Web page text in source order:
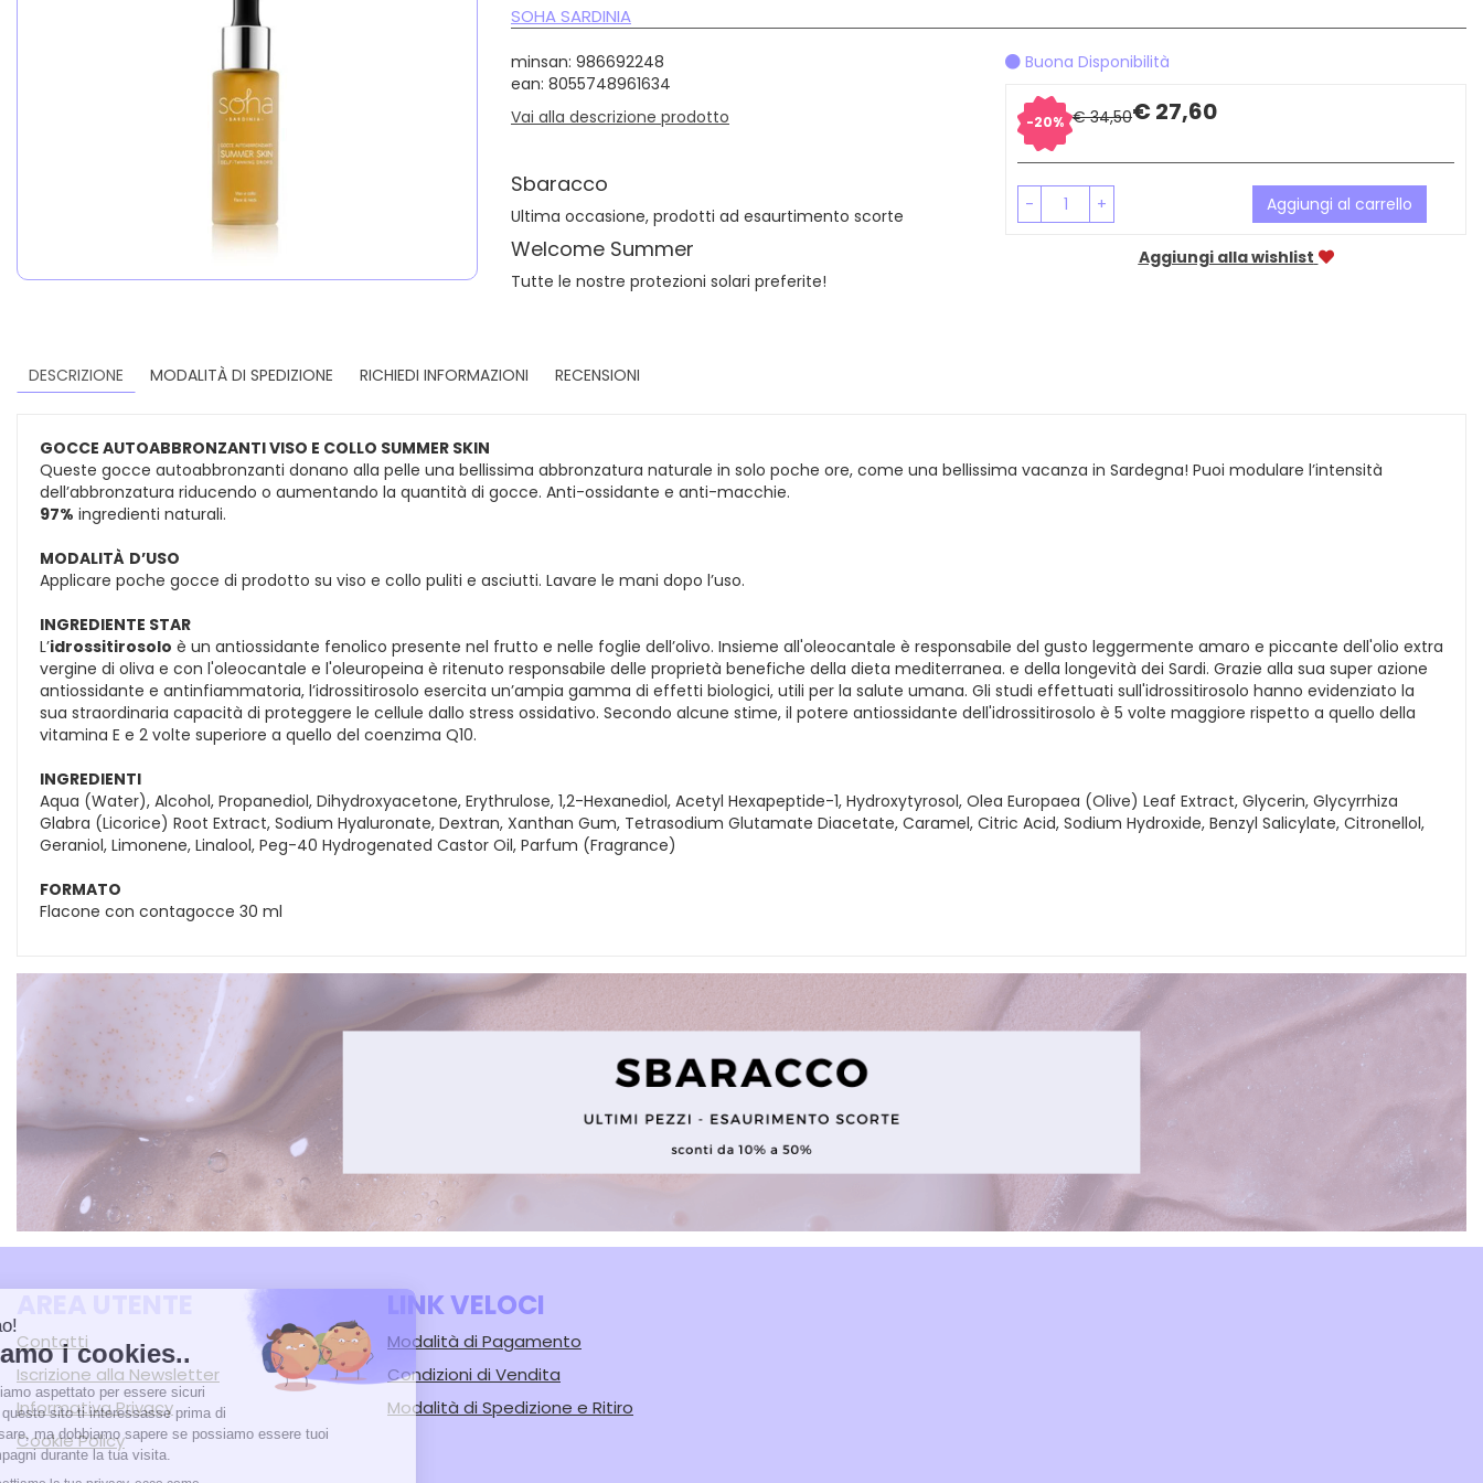
SOHA SARDINIA
minsan: 986692248
ean: 8055748961634
Vai alla descrizione prodotto
Sbaracco
Ultima occasione, prodotti ad esaurtimento scorte
Welcome Summer
Tutte le nostre protezioni solari preferite!
Buona Disponibilità
Sconto
del20% € 34,50Prezzo
scontato
€ 27,60
- + Aggiungi al carrello
Aggiungi alla wishlist
DESCRIZIONE MODALITÀ DI SPEDIZIONE RICHIEDI INFORMAZIONI RECENSIONI
GOCCE AUTOABBRONZANTI VISO E COLLO SUMMER SKIN
Queste gocce autoabbronzanti donano alla pelle una bellissima abbronzatura naturale in solo poche ore, come una bellissima vacanza in Sardegna! Puoi modulare l’intensità
dell’abbronzatura riducendo o aumentando la quantità di gocce. Anti-ossidante e anti-macchie.
97% ingredienti naturali.
MODALITÀ D’USO
Applicare poche gocce di prodotto su viso e collo puliti e asciutti. Lavare le mani dopo l’uso.
INGREDIENTE STAR
L’idrossitirosolo è un antiossidante fenolico presente nel frutto e nelle foglie dell’olivo. Insieme all'oleocantale è responsabile del gusto leggermente amaro e piccante dell'olio extra
vergine di oliva e con l'oleocantale e l'oleuropeina è ritenuto responsabile delle proprietà benefiche della dieta mediterranea. e della longevità dei Sardi. Grazie alla sua super azione
antiossidante e antinfiammatoria, l’idrossitirosolo esercita un’ampia gamma di effetti biologici, utili per la salute umana. Gli studi effettuati sull'idrossitirosolo hanno evidenziato la
sua straordinaria capacità di proteggere le cellule dallo stress ossidativo. Secondo alcune stime, il potere antiossidante dell'idrossitirosolo è 5 volte maggiore rispetto a quello della
vitamina E e 2 volte superiore a quello del coenzima Q10.
INGREDIENTI
Aqua (Water), Alcohol, Propanediol, Dihydroxyacetone, Erythrulose, 1,2-Hexanediol, Acetyl Hexapeptide-1, Hydroxytyrosol, Olea Europaea (Olive) Leaf Extract, Glycerin, Glycyrrhiza
Glabra (Licorice) Root Extract, Sodium Hyaluronate, Dextran, Xanthan Gum, Tetrasodium Glutamate Diacetate, Caramel, Citric Acid, Sodium Hydroxide, Benzyl Salicylate, Citronellol,
Geraniol, Limonene, Linalool, Peg-40 Hydrogenated Castor Oil, Parfum (Fragrance)
FORMATO
Flacone con contagocce 30 ml
Contatti
Iscrizione alla Newsletter
Informativa Privacy
Cookie Policy
LINK VELOCI
Modalità di Pagamento
Condizioni di Vendita
Modalità di Spedizione e Ritiro